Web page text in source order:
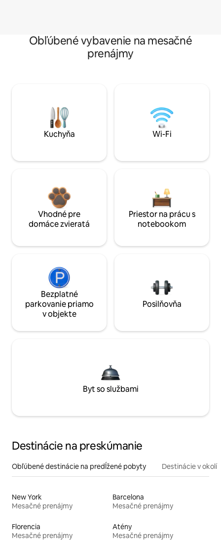
Obľúbené vybavenie na mesačné
prenájmy
Kuchyňa Wi-Fi
Vhodné pre
domáce zvieratá
Priestor na prácu s
notebookom
Bezplatné
parkovanie priamo
v objekte
Posilňovňa
Byt so službami
Destinácie na preskúmanie
Obľúbené destinácie na predĺžené pobyty Destinácie v okolí
New York
Mesačné prenájmy
Barcelona
Mesačné prenájmy
Florencia
Mesačné prenájmy
Atény
Mesačné prenájmy